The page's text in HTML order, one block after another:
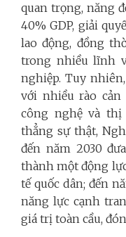
quan trọng, năng
40% GDP, giải
lao động, đồng
trong nhiều lĩnh
nghiệp. Tuy
với nhiều rào cản
công nghệ và
thẳng sự thật,
đến năm 2030
thành một động
tế quốc dân; đến
năng lực cạnh
giá trị toàn cầu,